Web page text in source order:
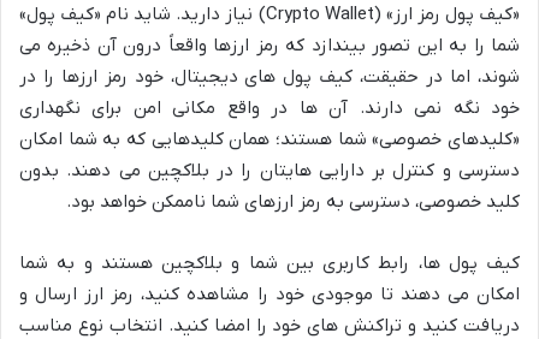
«کیف پول رمز ارز» (Crypto Wallet) نیاز دارید. شاید نام «کیف پول»
شما را به این تصور بیندازد که رمز ارزها واقعاً درون آن ذخیره می
شوند، اما در حقیقت، کیف پول های دیجیتال، خود رمز ارزها را در
خود نگه نمی دارند. آن ها در واقع مکانی امن برای نگهداری
«کلیدهای خصوصی» شما هستند؛ همان کلیدهایی که به شما امکان
دسترسی و کنترل بر دارایی هایتان را در بلاکچین می دهند. بدون
کلید خصوصی، دسترسی به رمز ارزهای شما ناممکن خواهد بود.
کیف پول ها، رابط کاربری بین شما و بلاکچین هستند و به شما
امکان می دهند تا موجودی خود را مشاهده کنید، رمز ارز ارسال و
دریافت کنید و تراکنش های خود را امضا کنید. انتخاب نوع مناسب